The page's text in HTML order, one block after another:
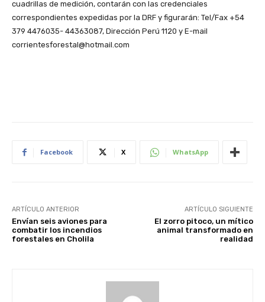
cuadrillas de medición, contarán con las credenciales
correspondientes expedidas por la DRF y figurarán: Tel/Fax +54
379 4476035- 44363087, Dirección Perú 1120 y E-mail
corrientesforestal@hotmail.com
Facebook X WhatsApp
ARTÍCULO ANTERIOR
Envían seis aviones para
combatir los incendios
forestales en Cholila
ARTÍCULO SIGUIENTE
El zorro pitoco, un mítico
animal transformado en
realidad